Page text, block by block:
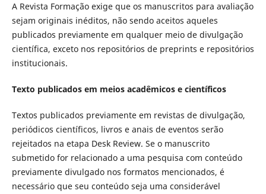
A Revista Formação exige que os manuscritos para avaliação
sejam originais inéditos, não sendo aceitos aqueles
publicados previamente em qualquer meio de divulgação
científica, exceto nos repositórios de preprints e repositórios
institucionais.
Texto publicados em meios acadêmicos e científicos
Textos publicados previamente em revistas de divulgação,
periódicos científicos, livros e anais de eventos serão
rejeitados na etapa Desk Review. Se o manuscrito
submetido for relacionado a uma pesquisa com conteúdo
previamente divulgado nos formatos mencionados, é
necessário que seu conteúdo seja uma considerável